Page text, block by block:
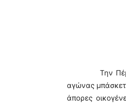
Την
αγώνας
άπορες